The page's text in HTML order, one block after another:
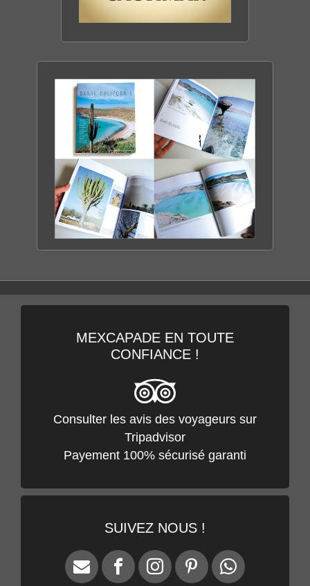
CACTIMAR ECO-RANCH
ENTRE MER & DÉSERT
DÉCOUVRIR LE RANCH
MEXCAPADE EN TOUTE
CONFIANCE !
Consulter les avis des voyageurs sur
Tripadvisor
Payement 100% sécurisé garanti
SUIVEZ NOUS !